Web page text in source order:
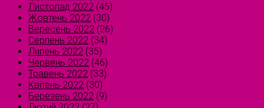
Листопад 2022 (45)
Жовтень 2022 (30)
Вересень 2022 (26)
Серпень 2022 (34)
Липень 2022 (35)
Червень 2022 (46)
Травень 2022 (33)
Квітень 2022 (30)
Березень 2022 (9)